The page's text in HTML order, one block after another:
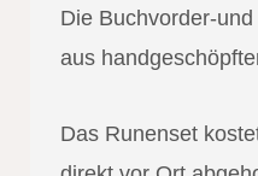
Die Buchvorder-
aus
Das Runenset